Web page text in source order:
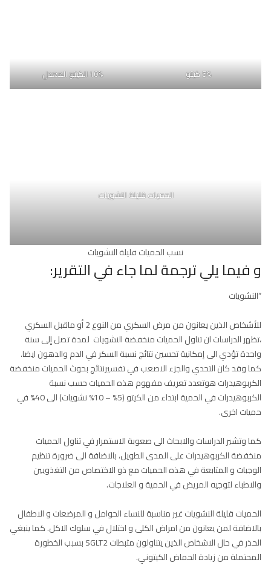
5% كيتو 10% الكيتو المعدل
الحميات قليلة النشويات
نسب الحميات قليلة النشويات
و فيما يلي ترجمة لما جاء في التقرير:
“النشويات
للأشخاص الذين يعانون من مرض السكري من النوع 2 أو ماقبل السكري
،تظهر الدراسات ان تناول الحميات منخفضة النشويات لمدة تصل إلى سنة
واحدة تؤدي الى إمكانية تحسين نتائج نسبة السكر في الدم والدهون ايضا.
كما وقد كان التحدي والجزء الاصعب في تفسيرنتائج بحوث الحميات منخفضة
الكربوهيدرات هوتعدد تعريف مفهوم هذه الحميات حسب نسبة
الكربوهيدرات في الحمية ابتداء من الكيتو (5% – 10% نشويات) الى 40% في
حميات اخرى.
كما وتشير الدراسات والابحاث الى صعوبة الاستمرار في تناول الحميات
منخفضة الكربوهيدرات على المدى الطويل، بالاضافة الى ضرورة تنظيم
الوجبات و المتابعة في هذه الحميات مع ذو الاختصاص من التغذويين
والاطباء لتوجيه المريض في الحمية و العلاجات.
الحميات قليلة النشويات غير مناسبة للنساء الحوامل و المرضعات و الاطفال
بالاضافة لمن يعانون من امراض الكلى و اختلال في سلوك الاكل. كما ينبغي
الحذر في حال الاشخاص الذين يتناولون مثبطات SGLT2 بسبب الخطورة
المحتملة من زيادة الحماض الكيتوني.